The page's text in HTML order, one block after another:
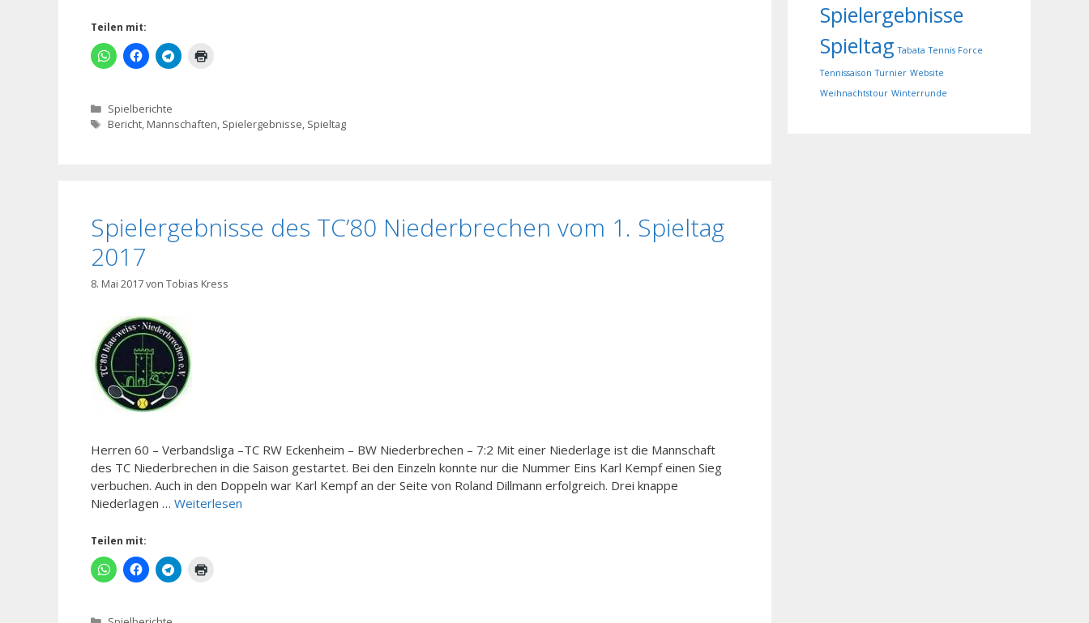
Teilen mit:
Kategorien
Spielberichte
Schlagwörter
Bericht, Mannschaften, Spielergebnisse, Spieltag
Spielergebnisse des TC’80 Niederbrechen vom 1. Spieltag
2017
8. Mai 2017von Tobias Kress
Herren 60 – Verbandsliga –TC RW Eckenheim – BW Niederbrechen – 7:2 Mit einer Niederlage ist die Mannschaft
des TC Niederbrechen in die Saison gestartet. Bei den Einzeln konnte nur die Nummer Eins Karl Kempf einen Sieg
verbuchen. Auch in den Doppeln war Karl Kempf an der Seite von Roland Dillmann erfolgreich. Drei knappe
Niederlagen … Weiterlesen
Teilen mit:
Spielergebnisse
Spieltag Tabata Tennis Force
Tennissaison Turnier Website
Weihnachtstour Winterrunde